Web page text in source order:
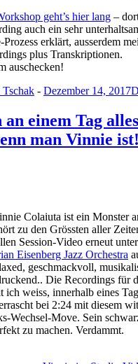
geht’s hier lang –
auch ein sehr
erklärt, ausserdem
plus Transkriptionen.
auschecken!
- Dezember 14, 2017
an einem Tag
man Vinnie ist!
Colaiuta ist ein Monster
zu den Grössten aller
Session-Video erneut
Eisenberg Jazz Orchestra
geschmackvoll,
Die Recordings für
ich weiss, innerhalb eines
bei 2:24 mit diesem
Wechsel-Move. Sein
zu machen. Verdammt.